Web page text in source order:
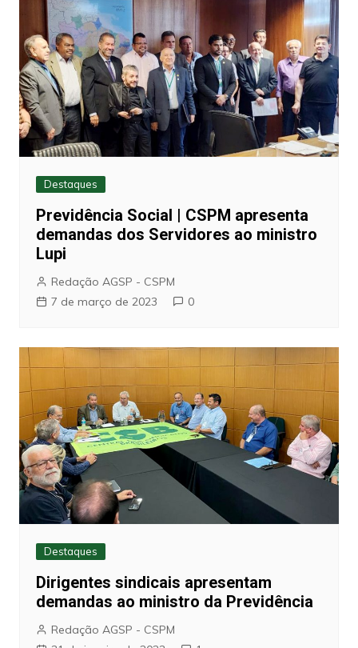
Destaques
Previdência Social | CSPM apresenta
demandas dos Servidores ao ministro
Lupi
Redação AGSP - CSPM
7 de março de 2023
0
Destaques
Dirigentes sindicais apresentam
demandas ao ministro da Previdência
Redação AGSP - CSPM